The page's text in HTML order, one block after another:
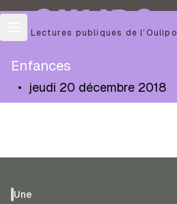
OULIPO
Les Lectures publiques de l’Oulipo
Enfances
• jeudi 20 décembre 2018
Une